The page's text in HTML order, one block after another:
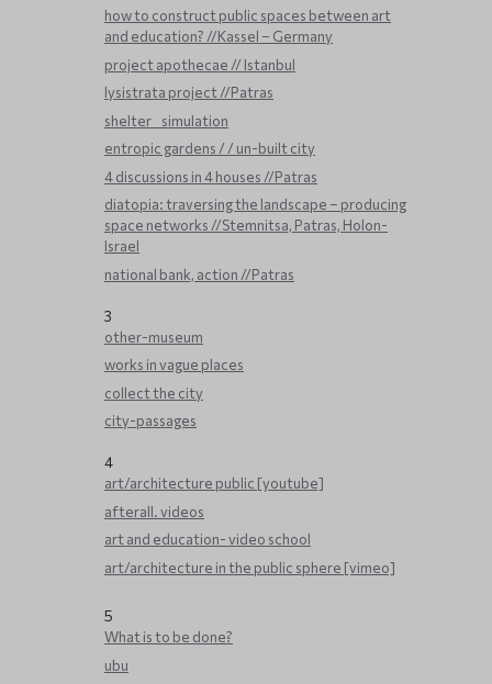
how to construct public spaces between art
and education? //Kassel – Germany
project apothecae // Istanbul
lysistrata project //Patras
shelter _ simulation
entropic gardens / / un-built city
4 discussions in 4 houses //Patras
diatopia: traversing the landscape – producing
space networks //Stemnitsa, Patras, Holon-
Israel
national bank, action //Patras
3
other-museum
works in vague places
collect the city
city-passages
4
art/architecture public [youtube]
afterall. videos
art and education- video school
art/architecture in the public sphere [vimeo]
5
What is to be done?
ubu